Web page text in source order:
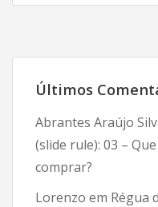
o
Leite
Últimos
Abrantes Araújo
(slide rule): 03 –
comprar?
Lorenzo em Régua